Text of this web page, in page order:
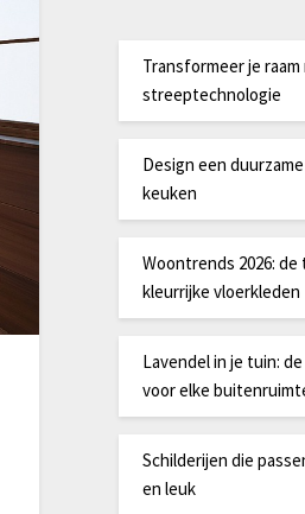
Transformeer je
streeptechnologie
Design een
keuken
Woontrends 2026:
kleurrijke vloerkleden
Lavendel in je tuin:
voor elke
Schilderijen die
en leuk